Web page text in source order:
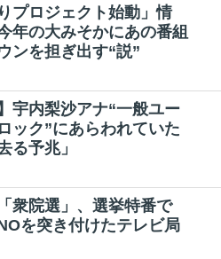
プロジェクト始動」情
年の大みそかにあの番組
ンを担ぎ出す“説”
宇内梨沙アナ“一般ユー
ック”にあらわれていた
る予兆」
衆院選」、選挙特番で
を突き付けたテレビ局